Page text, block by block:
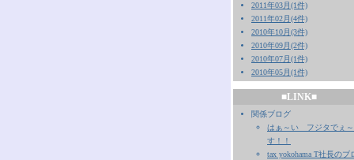
2011年03月(1件)
2011年02月(4件)
2010年10月(3件)
2010年09月(2件)
2010年07月(1件)
2010年05月(1件)
■LINK■
関係ブログ
はぁ～い フジタでぇ～
す！！
tax yokohama T社長のブ